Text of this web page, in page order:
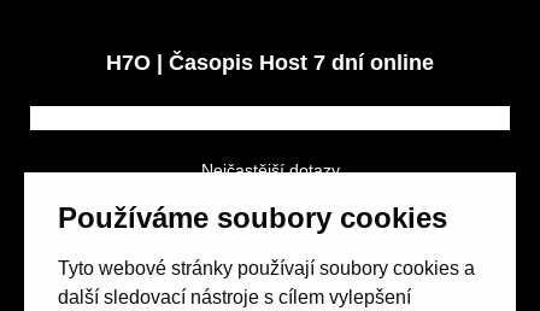
Používáme soubory cookies
Tyto webové stránky používají soubory cookies a
další sledovací nástroje s cílem vylepšení
H7O | Časopis Host 7 dní online
Nejčastější dotazy
Obchodní podmínky